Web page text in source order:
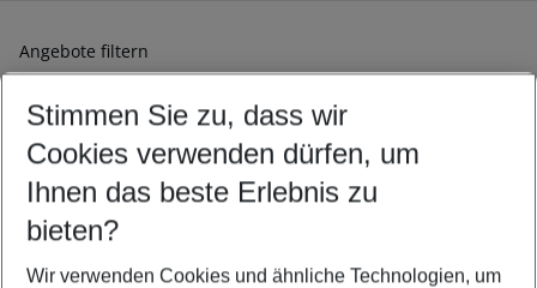
Angebote filtern
Ändern Sie Ihre Kriterien nach Ihren Wünschen
Abflughafen wählen
Beliebiger Abflughafen
Reisezeitraum wählen
08.08.26– 06.08.27 5-8 Nächte
2 Erwachsene Keine Kinder
Stimmen Sie zu, dass wir
Cookies verwenden dürfen, um
Ihnen das beste Erlebnis zu
bieten?
Wir verwenden Cookies und ähnliche Technologien, um